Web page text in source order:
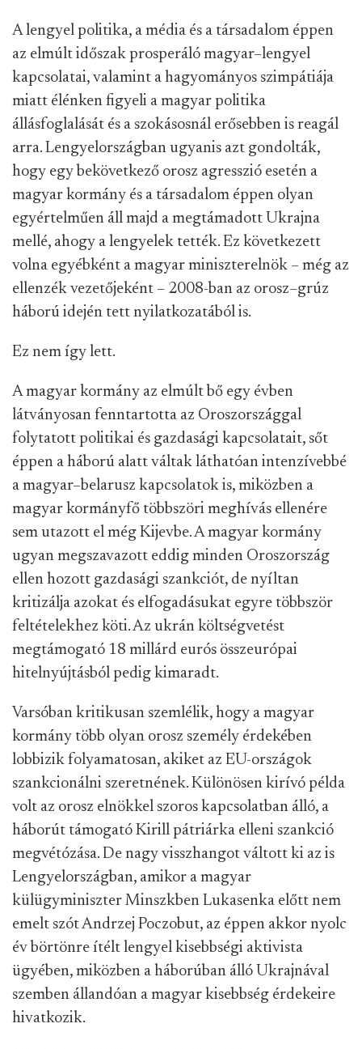
A lengyel politika, a média és a társadalom éppen
az elmúlt időszak prosperáló magyar–lengyel
kapcsolatai, valamint a hagyományos szimpátiája
miatt élénken figyeli a magyar politika
állásfoglalását és a szokásosnál erősebben is reagál
arra. Lengyelországban ugyanis azt gondolták,
hogy egy bekövetkező orosz agresszió esetén a
magyar kormány és a társadalom éppen olyan
egyértelműen áll majd a megtámadott Ukrajna
mellé, ahogy a lengyelek tették. Ez következett
volna egyébként a magyar miniszterelnök – még az
ellenzék vezetőjeként – 2008-ban az orosz–grúz
háború idején tett nyilatkozatából is.
Ez nem így lett.
A magyar kormány az elmúlt bő egy évben
látványosan fenntartotta az Oroszországgal
folytatott politikai és gazdasági kapcsolatait, sőt
éppen a háború alatt váltak láthatóan intenzívebbé
a magyar–belarusz kapcsolatok is, miközben a
magyar kormányfő többszöri meghívás ellenére
sem utazott el még Kijevbe. A magyar kormány
ugyan megszavazott eddig minden Oroszország
ellen hozott gazdasági szankciót, de nyíltan
kritizálja azokat és elfogadásukat egyre többször
feltételekhez köti. Az ukrán költségvetést
megtámogató 18 millárd eurós összeurópai
hitelnyújtásból pedig kimaradt.
Varsóban kritikusan szemlélik, hogy a magyar
kormány több olyan orosz személy érdekében
lobbizik folyamatosan, akiket az EU-országok
szankcionálni szeretnének. Különösen kirívó példa
volt az orosz elnökkel szoros kapcsolatban álló, a
háborút támogató Kirill pátriárka elleni szankció
megvétózása. De nagy visszhangot váltott ki az is
Lengyelországban, amikor a magyar
külügyminiszter Minszkben Lukasenka előtt nem
emelt szót Andrzej Poczobut, az éppen akkor nyolc
év börtönre ítélt lengyel kisebbségi aktivista
ügyében, miközben a háborúban álló Ukrajnával
szemben állandóan a magyar kisebbség érdekeire
hivatkozik.